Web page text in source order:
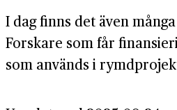
I dag finns det även
Forskare som får
som används i